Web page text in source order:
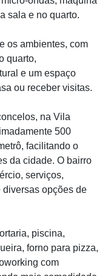
sala e no quarto.
os ambientes, com
quarto,
e um espaço
ou receber visitas.
na Vila
500
facilitando o
da cidade. O bairro
serviços,
diversas opções de
piscina,
forno para pizza,
com